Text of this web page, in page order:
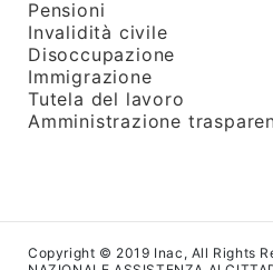
Pensioni
Invalidità civile
Disoccupazione
Immigrazione
Tutela del lavoro
Amministrazione
Copyright © 2019 Inac, All Rights